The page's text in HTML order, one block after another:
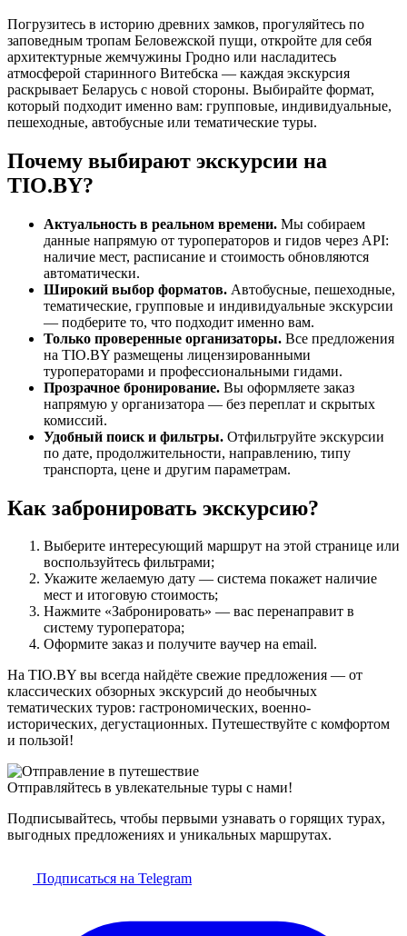
Погрузитесь в историю древних замков, прогуляйтесь по
заповедным тропам Беловежской пущи, откройте для себя
архитектурные жемчужины Гродно или насладитесь
атмосферой старинного Витебска — каждая экскурсия
раскрывает Беларусь с новой стороны. Выбирайте формат,
который подходит именно вам: групповые, индивидуальные,
пешеходные, автобусные или тематические туры.
Почему выбирают экскурсии на
TIO.BY?
Актуальность в реальном времени. Мы собираем
данные напрямую от туроператоров и гидов через API:
наличие мест, расписание и стоимость обновляются
автоматически.
Широкий выбор форматов. Автобусные, пешеходные,
тематические, групповые и индивидуальные экскурсии
— подберите то, что подходит именно вам.
Только проверенные организаторы. Все предложения
на TIO.BY размещены лицензированными
туроператорами и профессиональными гидами.
Прозрачное бронирование. Вы оформляете заказ
напрямую у организатора — без переплат и скрытых
комиссий.
Удобный поиск и фильтры. Отфильтруйте экскурсии
по дате, продолжительности, направлению, типу
транспорта, цене и другим параметрам.
Как забронировать экскурсию?
Выберите интересующий маршрут на этой странице или
воспользуйтесь фильтрами;
Укажите желаемую дату — система покажет наличие
мест и итоговую стоимость;
Нажмите «Забронировать» — вас перенаправит в
систему туроператора;
Оформите заказ и получите ваучер на email.
На TIO.BY вы всегда найдёте свежие предложения — от
классических обзорных экскурсий до необычных
тематических туров: гастрономических, военно-
исторических, дегустационных. Путешествуйте с комфортом
и пользой!
Отправляйтесь в увлекательные туры с нами!
Подписывайтесь, чтобы первыми узнавать о горящих турах,
выгодных предложениях и уникальных маршрутах.
Подписаться на Telegram